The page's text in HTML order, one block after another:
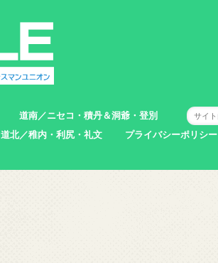
道南／ニセコ・積丹＆洞爺・登別
室蘭市
登別市
洞爺湖町
真狩村
共和町
壮瞥町
積丹町
神恵内村
道北／稚内・利尻・礼文
プライバシーポリシー